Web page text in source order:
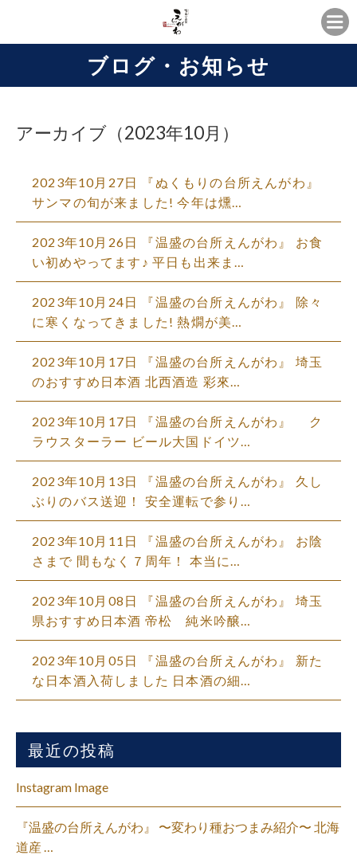
ブログ・お知らせ
アーカイブ（2023年10月）
2023年10月27日
『ぬくもりの台所えんがわ』
サンマの旬が来ました! 今年は燻…
2023年10月26日
『温盛の台所えんがわ』 お食
い初めやってます♪ 平日も出来ま…
2023年10月24日
『温盛の台所えんがわ』 除々
に寒くなってきました! 熱燗が美…
2023年10月17日
『温盛の台所えんがわ』 埼玉
のおすすめ日本酒 北西酒造 彩來…
2023年10月17日
『温盛の台所えんがわ』 ク
ラウスターラー ビール大国ドイツ…
2023年10月13日
『温盛の台所えんがわ』 久し
ぶりのバス送迎！ 安全運転で参り…
2023年10月11日
『温盛の台所えんがわ』 お陰
さまで 間もなく７周年！ 本当に…
2023年10月08日
『温盛の台所えんがわ』 埼玉
県おすすめ日本酒 帝松 純米吟醸…
2023年10月05日
『温盛の台所えんがわ』 新た
な日本酒入荷しました 日本酒の細…
最近の投稿
Instagram Image
『温盛の台所えんがわ』 〜変わり種おつまみ紹介〜 北海
道産 …